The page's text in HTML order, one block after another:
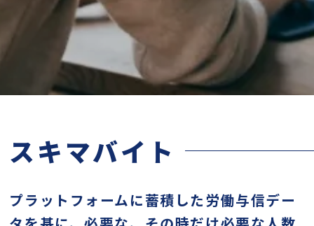
スキマバイト
プラットフォームに蓄積した労働与信デー